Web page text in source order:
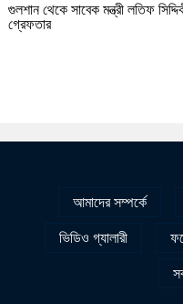
গুলশান থেকে সাবেক মন্ত্রী লতিফ
গ্রেফতার
আমাদের সম্পর্কে
ভিডিও গ্যালারী